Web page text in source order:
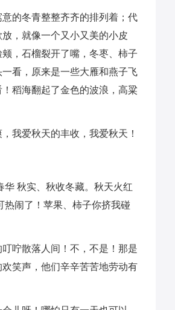
的冬青整整齐齐的排列着；代
，就像一个又小又美的小皮
，石榴裂开了嘴，冬枣、柿子
看，原来是一些大雁和燕子飞
稻海翻起了金色的波浪，高粱
我爱秋天的丰收，我爱秋天！
秋实、秋收冬藏。秋天火红
热闹了！苹果、柿子你挤我碰
咛散落人间！不，不是！那是
笑声，他们辛辛苦苦地劳动有